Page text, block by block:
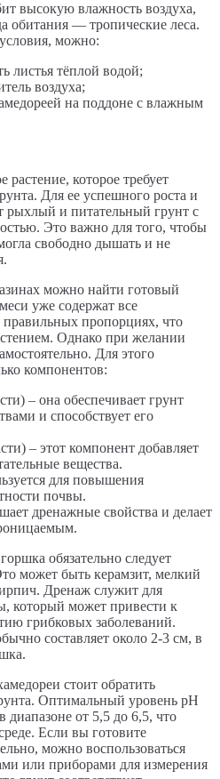
высокую влажность воздуха,
обитания — тропические леса.
можно:
листья тёплой водой;
воздуха;
на поддоне с влажным
растение, которое требует
Для ее успешного роста и
рыхлый и питательный грунт с
Это важно для того, чтобы
свободно дышать и не
можно найти готовый
уже содержат все
пропорциях, что
Однако при желании
Для этого
компонентов:
– она обеспечивает грунт
и способствует его
– этот компонент добавляет
вещества.
для повышения
почвы.
дренажные свойства и делает
обязательно следует
может быть керамзит, мелкий
Дренаж служит для
который может привести к
грибковых заболеваний.
составляет около 2-3 см, в
стоит обратить
Оптимальный уровень pH
диапазоне от 5,5 до 6,5, что
Если вы готовите
можно воспользоваться
или приборами для измерения